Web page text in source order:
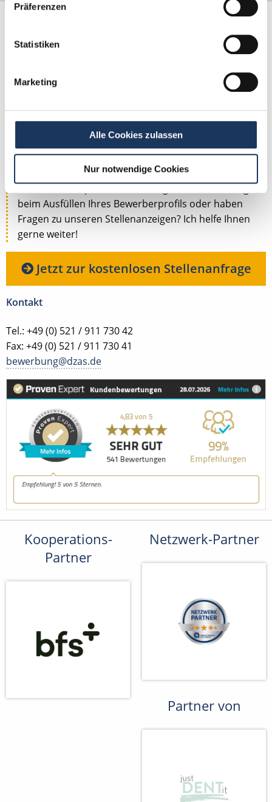
Präferenzen
Statistiken
Marketing
Alle Cookies zulassen
Nur notwendige Cookies
Kevin Beck - Teamleiter
Ansprechpartner
Zusammen finden wir Ihre neue Traumstelle in
einer Zahnarztpraxis. Sie benötigen Unterstützung
beim Ausfüllen Ihres Bewerberprofils oder haben
Fragen zu unseren Stellenanzeigen? Ich helfe Ihnen
gerne weiter!
Jetzt zur kostenlosen Stellenanfrage
Kontakt
Tel.: +49 (0) 521 / 911 730 42
Fax: +49 (0) 521 / 911 730 41
bewerbung@dzas.de
Kooperations-
Partner
Netzwerk-Partner
Partner von